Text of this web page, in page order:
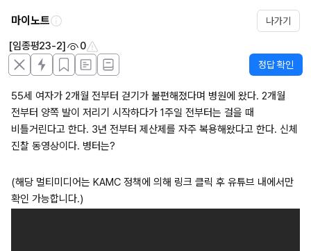
마이노트 나가기
[임종평23-2] 0
정답 확인
55세 여자가 2개월 전부터 걷기가 불편해졌다며 병원에 왔다. 2개월
전부터 양쪽 발이 저리기 시작하다가 1주일 전부터는 걸을 때
비틀거린다고 한다. 3년 전부터 제산제를 자주 복용해왔다고 한다. 신체
진찰 동영상이다. 병터는?
(해당 멀티미디어는 KAMC 정책에 의해 링크 클릭 후 유튜브 내에서만
확인 가능합니다.)